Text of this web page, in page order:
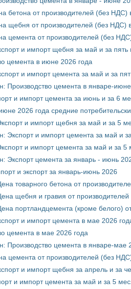
бетона от производителей (без НДС)
щебня от производителей (без НДС)
цемента от производителей (без
и импорт щебня за май и за
цемента в июне 2026 года
и импорт цемента за май и за
Производство цемента в январе-
и импорт цемента за июнь и за 6
2026 года средние
и импорт щебня за май и за 5
Экспорт и импорт цемента за май и
и импорт цемента за май и за
Экспорт цемента за январь - июнь
и экспорт за январь-июнь 2026
товарного бетона от
щебня и гравия от
портландцемента (кроме белого)
и импорт цемента в мае 2026
цемента в мае 2026 года
Производство цемента в январе-мае
цемента от производителей (без
и импорт щебня за апрель и за
и импорт цемента за май и за 5